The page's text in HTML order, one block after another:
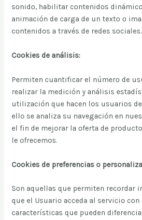
sonido, habilitar contenidos
animación de carga de un texto o
contenidos a través de redes sociales.
Cookies de análisis:
Permiten cuantificar el número de
realizar la medición y análisis
utilización que hacen los usuarios
ello se analiza su navegación en
el fin de mejorar la oferta de
le ofrecemos.
Cookies de preferencias o
Son aquellas que permiten recordar
que el Usuario acceda al servicio con
características que pueden